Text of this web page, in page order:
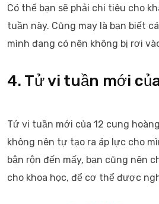
Có thể bạn sẽ phải chi tiêu cho
tuần này. Cũng may là bạn biết
mình đang có nên không bị rơi
4. Tử vi tuần mới
Tử vi tuần mới của 12 cung
không nên tự tạo ra áp lực cho
bận rộn đến mấy, bạn cũng nên
cho khoa học, để cơ thể được